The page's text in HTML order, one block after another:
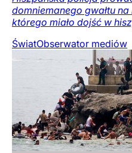
domniemanego gwałtu
którego miało dojść w
ŚwiatObserwator mediów